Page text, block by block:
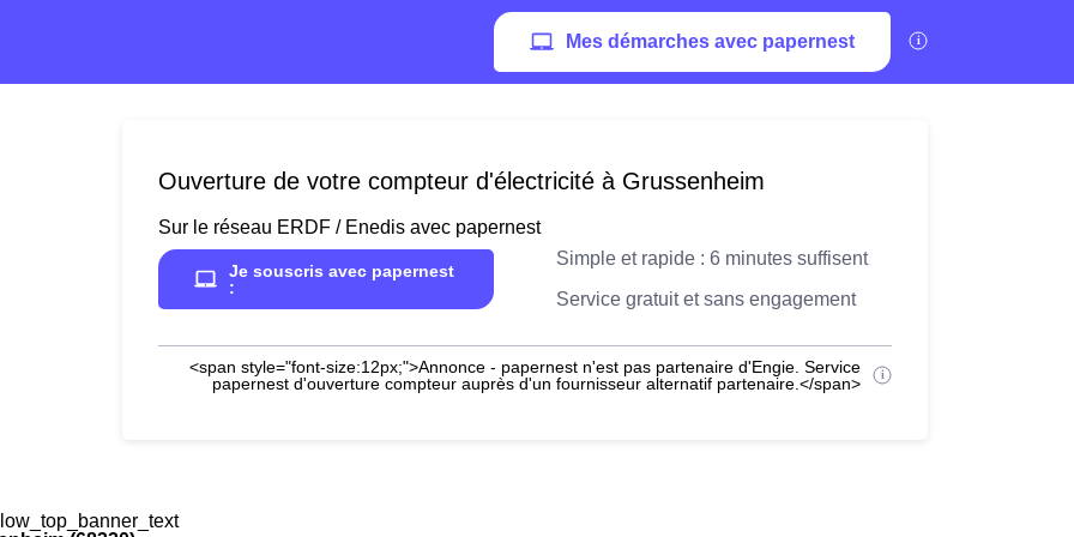
Mes démarches avec papernest
Ouverture de votre compteur d'électricité à Grussenheim
Sur le réseau ERDF / Enedis avec papernest
Je souscris avec papernest
:
Simple et rapide : 6 minutes suffisent
Service gratuit et sans engagement
<span style="font-size:12px;">Annonce - papernest n'est pas partenaire d'Engie. Service
papernest d'ouverture compteur auprès d'un fournisseur alternatif partenaire.</span>